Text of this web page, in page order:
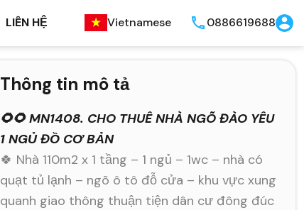
LIÊN HỆ Vietnamese 0886619688
Thông tin mô tả
🌻🌻 MN1408. CHO THUÊ NHÀ NGÕ ĐÀO YÊU
1 NGỦ ĐỒ CƠ BẢN
🍀 Nhà 110m2 x 1 tầng – 1 ngủ – 1wc – nhà có
quạt tủ lạnh – ngõ ô tô đỗ cửa – khu vực xung
quanh giao thông thuận tiện dân cư đông đúc